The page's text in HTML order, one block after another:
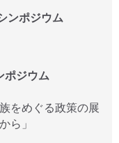
ポジウム
ジウム
をめぐる政策の展
ら」